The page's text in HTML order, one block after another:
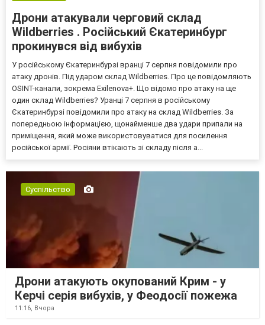
Дрони атакували черговий склад
Wildberries . Російський Єкатеринбург
прокинувся від вибухів
У російському Єкатеринбурзі вранці 7 серпня повідомили про
атаку дронів. Під ударом склад Wildberries. Про це повідомляють
OSINT-канали, зокрема Exilenova+. Що відомо про атаку на ще
один склад Wildberries? Уранці 7 серпня в російському
Єкатеринбурзі повідомили про атаку на склад Wildberries. За
попередньою інформацією, щонайменше два удари припали на
приміщення, який може використовуватися для посилення
російської армії. Росіяни втікають зі складу після а...
Суспільство
Дрони атакують окупований Крим - у
Керчі серія вибухів, у Феодосії пожежа
11:16, Вчора